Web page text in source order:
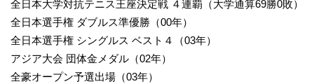
全日本大学対抗テニス王座決定戦 ４連覇（大学通算69勝0敗）
全日本選手権 ダブルス準優勝（00年）
全日本選手権 シングルス ベスト４（03年）
アジア大会 団体金メダル（02年）
全豪オープン予選出場（03年）